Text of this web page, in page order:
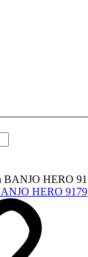
HERO 9179